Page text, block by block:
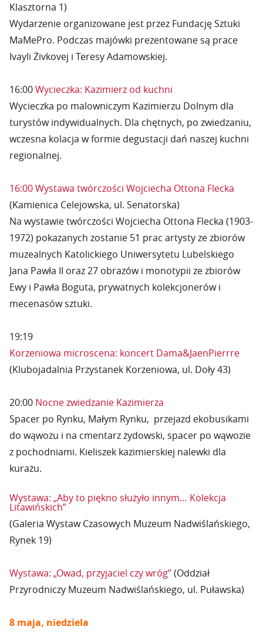
Klasztorna 1)
Wydarzenie organizowane jest przez Fundację Sztuki
MaMePro. Podczas majówki prezentowane są prace
Ivayli Żivkovej i Teresy Adamowskiej.
16:00Wycieczka: Kazimierz od kuchni
Wycieczka po malowniczym Kazimierzu Dolnym dla
turystów indywidualnych. Dla chętnych, po zwiedzaniu,
wczesna kolacja w formie degustacji dań naszej kuchni
regionalnej.
16:00 Wystawa twórczości Wojciecha Ottona Flecka
(Kamienica Celejowska, ul. Senatorska)
Na wystawie twórczości Wojciecha Ottona Flecka (1903-
1972) pokazanych zostanie 51 prac artysty ze zbiorów
muzealnych Katolickiego Uniwersytetu Lubelskiego
Jana Pawła II oraz 27 obrazów i monotypii ze zbiorów
Ewy i Pawła Boguta, prywatnych kolekcjonerów i
mecenasów sztuki.
19:19
Korzeniowa microscena: koncert Dama&JaenPierrre
(Klubojadalnia Przystanek Korzeniowa, ul. Doły 43)
20:00 Nocne zwiedzanie Kazimierza
Spacer po Rynku, Małym Rynku, przejazd ekobusikami
do wąwozu i na cmentarz żydowski, spacer po wąwozie
z pochodniami. Kieliszek kazimierskiej nalewki dla
kurażu.
Wystawa: „Aby to piękno służyło innym… Kolekcja
Litawińskich”
(Galeria Wystaw Czasowych Muzeum Nadwiślańskiego,
Rynek 19)
Wystawa: „Owad, przyjaciel czy wróg”(Oddział
Przyrodniczy Muzeum Nadwiślańskiego, ul. Puławska)
8 maja, niedziela